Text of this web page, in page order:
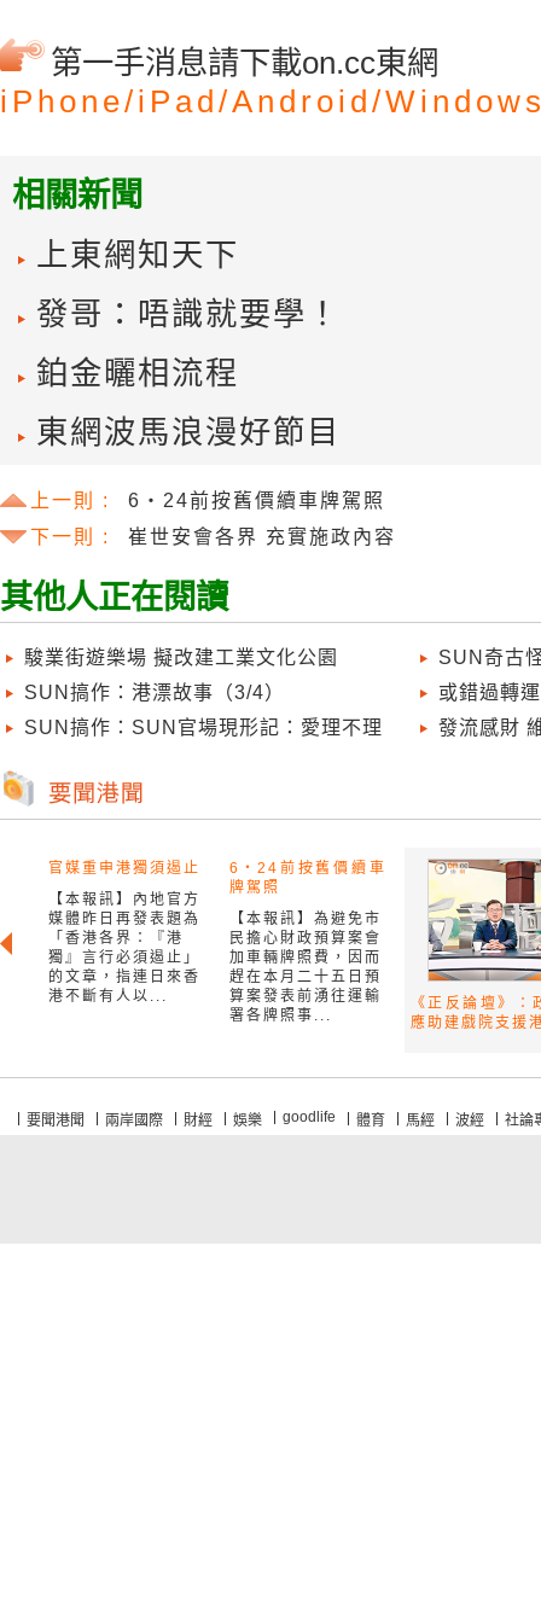
第一手消息請下載on.cc東網
iPhone/iPad/Android/
相關新聞
上東網知天下
發哥：唔識就要學！
鉑金曬相流程
東網波馬浪漫好節目
上一則 :
6‧24前按舊價續車牌駕照
下一則 :
崔世安會各界 充實施政內容
其他人正在閱讀
駿業街遊樂場 擬改建工業文化公園
SUN搞作：港漂故事（3/4）
SUN搞作：SUN官場現形記：愛理不理
SUN奇古
或錯過轉
發流感財
官媒重申港獨須遏止
【本報訊】內地官方
媒體昨日再發表題為
「香港各界：『港
獨』言行必須遏止」
的文章，指連日來香
港不斷有人以...
6‧24前按舊價續車
牌駕照
【本報訊】為避免市
民擔心財政預算案會
加車輛牌照費，因而
趕在本月二十五日預
算案發表前湧往運輸
署各牌照事...
《正反論壇》：
應助建戲院支援
要聞港聞 兩岸國際 財經 娛樂 goodlife 體育 馬經 波經 社論